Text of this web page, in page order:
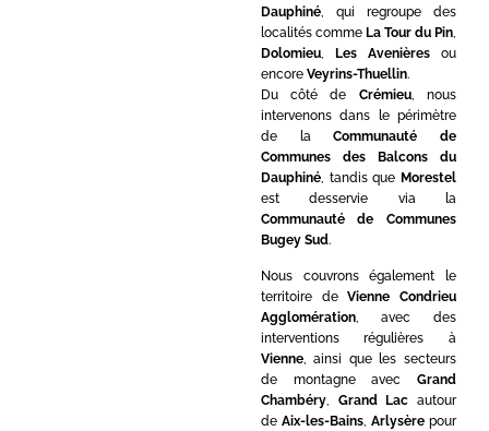
Dauphiné, qui regroupe des
localités comme La Tour du Pin
Dolomieu, Les Avenièresou
encore Veyrins-Thuellin.
Du côté de Crémieu, nous
intervenons dans le périmètre
de laCommunauté de
Communes des Balcons du
Dauphiné, tandis que Morestel
est desservie via la
Communauté de Communes
Bugey Sud.
Nous couvrons également le
territoire deVienne Condrieu
Agglomération, avec des
interventions régulières à
Vienne, ainsi que les secteurs
de montagne avec Grand
Chambéry, Grand Lac autour
de Aix-les-Bains, Arlysèrepour